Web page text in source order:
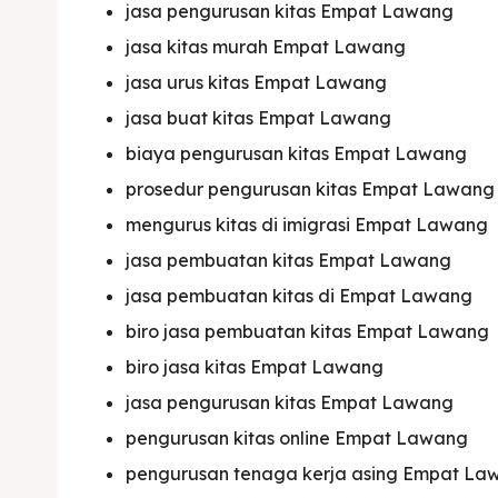
&
Home
Paspor
Kitas
&
Home
Paspor
Kitas
jasa pengurusan kitas Empat Lawang
jasa kitas murah Empat Lawang
jasa urus kitas Empat Lawang
jasa buat kitas Empat Lawang
biaya pengurusan kitas Empat Lawang
prosedur pengurusan kitas Empat Lawang
mengurus kitas di imigrasi Empat Lawang
jasa pembuatan kitas Empat Lawang
jasa pembuatan kitas di Empat Lawang
biro jasa pembuatan kitas Empat Lawang
biro jasa kitas Empat Lawang
jasa pengurusan kitas Empat Lawang
pengurusan kitas online Empat Lawang
pengurusan tenaga kerja asing Empat